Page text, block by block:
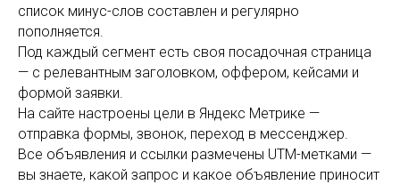
список минус-слов составлен и регулярно
пополняется.
Под каждый сегмент есть своя посадочная страница
— с релевантным заголовком, оффером, кейсами и
формой заявки.
На сайте настроены цели в Яндекс Метрике —
отправка формы, звонок, переход в мессенджер.
Все объявления и ссылки размечены UTM-метками —
вы знаете, какой запрос и какое объявление приносит